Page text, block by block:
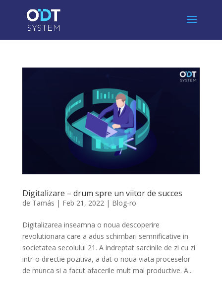
Digitalizare – drum spre un viitor de succes
de Tamás | Feb 21, 2022| Blog-ro
Digitalizarea inseamna o noua descoperire
revolutionara care a adus schimbari semnificative in
societatea secolului 21. A indreptat sarcinile de zi cu zi
intr-o directie pozitiva, a dat o noua viata proceselor
de munca si a facut afacerile mult mai productive. A...